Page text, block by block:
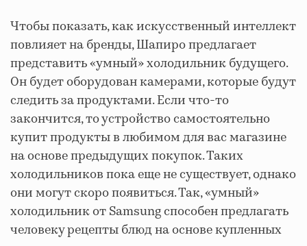
Чтобы показать, как искусственный интеллект
повлияет на бренды, Шапиро предлагает
представить «умный» холодильник будущего.
Он будет оборудован камерами, которые будут
следить за продуктами. Если что-то
закончится, то устройство самостоятельно
купит продукты в любимом для вас магазине
на основе предыдущих покупок. Таких
холодильников пока еще не существует, однако
они могут скоро появиться. Так, «умный»
холодильник от Samsung способен предлагать
человеку рецепты блюд на основе купленных